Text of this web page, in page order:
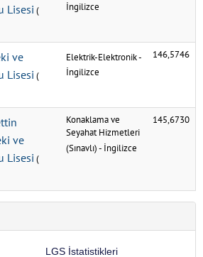
Lisesi (
İngilizce
ve
Lisesi (
Elektrik-Elektronik-
İngilizce
146,5746
ve
Lisesi (
Konaklama ve
Seyahat Hizmetleri
(Sınavlı)- İngilizce
145,6730
LGS İstatistikleri